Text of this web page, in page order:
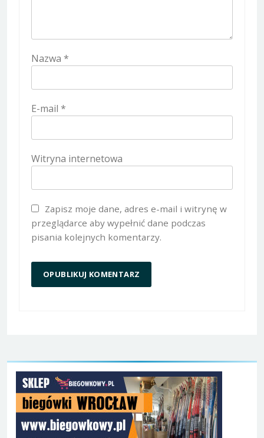
Nazwa *
E-mail *
Witryna internetowa
Zapisz moje dane, adres e-mail i witrynę w
przeglądarce aby wypełnić dane podczas
pisania kolejnych komentarzy.